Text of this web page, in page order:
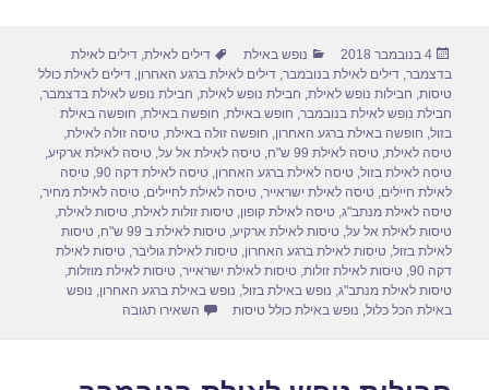
e
b
o
o
k
o
d
o
n
e
פורסם
בתאריך
4 בנובמבר 2018 קטגוריות
נופש באילת תגיות
דילים לאילת,דילים לאילת
בדצמבר,דילים לאילת בנובמבר,דילים לאילת ברגע האחרון,דילים לאילת כולל
טיסות, חבילות נופש לאילת, חבילת נופש לאילת, חבילת נופש לאילת בדצמבר,
חבילת נופש לאילת בנובמבר, חופש באילת, חופשה באילת, חופשה באילת
בזול, חופשה באילת ברגע האחרון, חופשה זולה באילת,טיסה זולה לאילת,
טיסה לאילת,טיסה לאילת 99 ש"ח ,טיסה לאילת אל על,טיסה לאילת ארקיע,
טיסה לאילת בזול,טיסה לאילת ברגע האחרון,טיסה לאילת דקה 90 ,טיסה
לאילת חיילים,טיסה לאילת ישראייר,טיסה לאילת לחיילים,טיסה לאילת מחיר,
טיסה לאילת מנתב"ג,טיסה לאילת קופון,טיסות זולות לאילת,טיסות לאילת,
טיסות לאילת אל על,טיסות לאילת ארקיע,טיסות לאילת ב 99 ש"ח ,טיסות
לאילת בזול,טיסות לאילת ברגע האחרון,טיסות לאילת גוליבר,טיסות לאילת
דקה 90
,טיסות לאילת זולות,טיסות לאילת ישראייר,טיסות לאילת מוזלות,
טיסות לאילת מנתב"ג, נופש באילת בזול, נופש באילת ברגע האחרון, נופש
באילת הכל כלול, נופש באילת כולל טיסות השאירו תגובה